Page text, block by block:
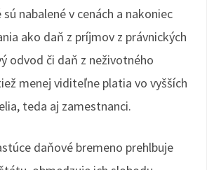
nabalené v cenách a nakoniec
ako daň z príjmov z právnických
odvod či daň z neživotného
menej viditeľne platia vo vyšších
teda aj zamestnanci.
daňové bremeno prehlbuje